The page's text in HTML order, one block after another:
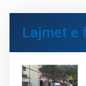
Lajmet e